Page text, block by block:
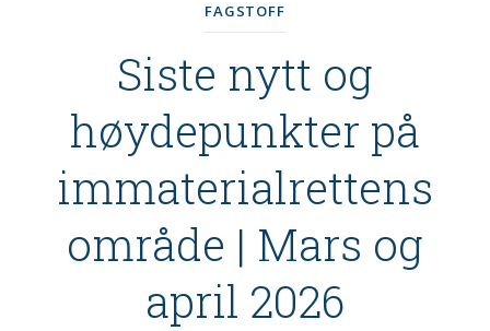
FAGSTOFF
Siste nytt og
høydepunkter på
immaterialrettens
område | Mars og
april 2026